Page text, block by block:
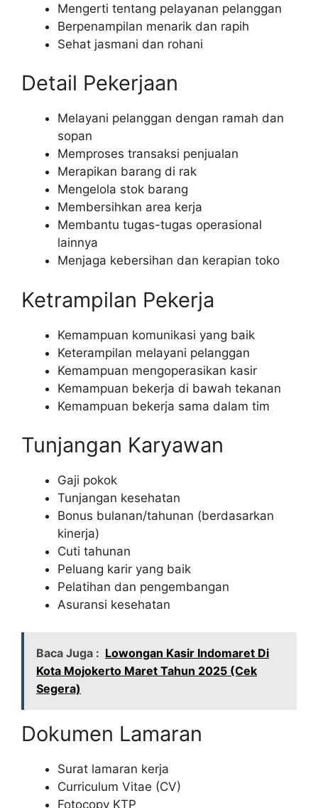
Mengerti tentang pelayanan pelanggan
Berpenampilan menarik dan rapih
Sehat jasmani dan rohani
Detail Pekerjaan
Melayani pelanggan dengan ramah dan
sopan
Memproses transaksi penjualan
Merapikan barang di rak
Mengelola stok barang
Membersihkan area kerja
Membantu tugas-tugas operasional
lainnya
Menjaga kebersihan dan kerapian toko
Ketrampilan Pekerja
Kemampuan komunikasi yang baik
Keterampilan melayani pelanggan
Kemampuan mengoperasikan kasir
Kemampuan bekerja di bawah tekanan
Kemampuan bekerja sama dalam tim
Tunjangan Karyawan
Gaji pokok
Tunjangan kesehatan
Bonus bulanan/tahunan (berdasarkan
kinerja)
Cuti tahunan
Peluang karir yang baik
Pelatihan dan pengembangan
Asuransi kesehatan
Baca Juga : Lowongan Kasir Indomaret Di
Kota Mojokerto Maret Tahun 2025 (Cek
Segera)
Dokumen Lamaran
Surat lamaran kerja
Curriculum Vitae (CV)
Fotocopy KTP